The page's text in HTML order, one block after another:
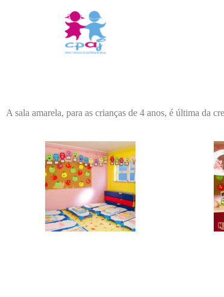
A sala amarela, para as crianças de 4 anos, é última da